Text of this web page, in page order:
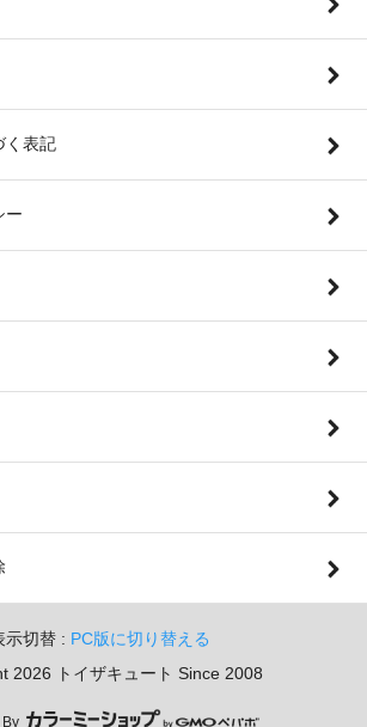
く表記
ー
示切替 : PC版に切り替える
2026 トイザキュート Since 2008